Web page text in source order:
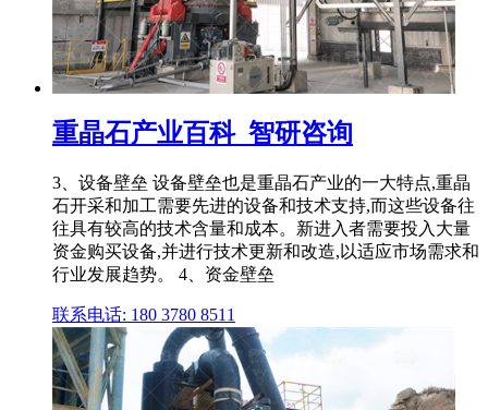
重晶石产业百科_智研咨询
3、设备壁垒 设备壁垒也是重晶石产业的一大特点,重晶
石开采和加工需要先进的设备和技术支持,而这些设备往
往具有较高的技术含量和成本。新进入者需要投入大量
资金购买设备,并进行技术更新和改造,以适应市场需求和
行业发展趋势。 4、资金壁垒
联系电话: 180 3780 8511